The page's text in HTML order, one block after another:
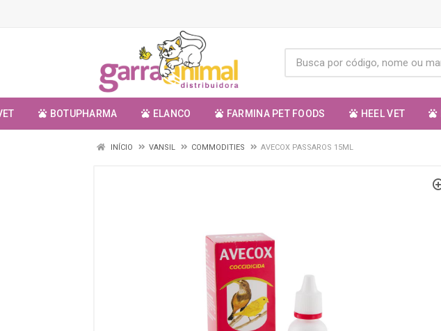
BOTUPHARMA ELANCO FARMINA PET FOODS HEEL VET
INÍCIO VANSIL COMMODITIES AVECOX PASSAROS 15ML